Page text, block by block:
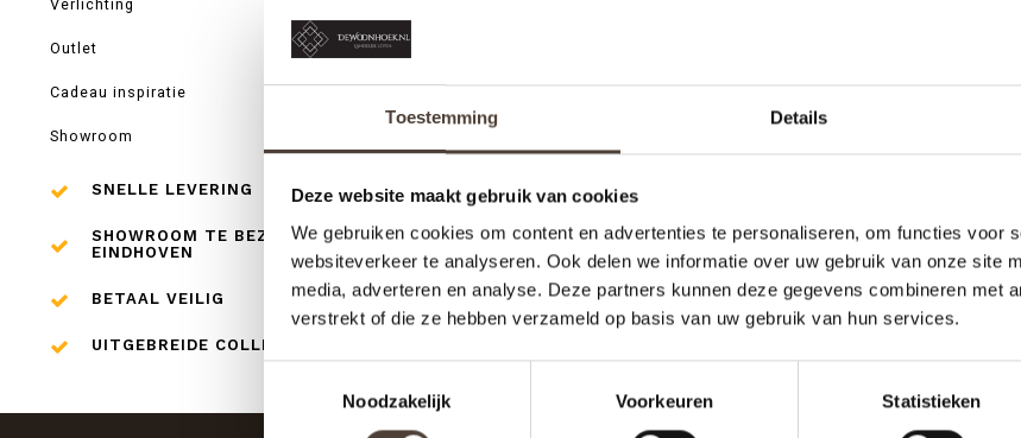
Toestemming Details
Deze website maakt gebruik van cookies
We gebruiken cookies om content en advertenties te personaliseren, om functies voor
websiteverkeer te analyseren. Ook delen we informatie over uw gebruik van onze site
media, adverteren en analyse. Deze partners kunnen deze gegevens combineren met
verstrekt of die ze hebben verzameld op basis van uw gebruik van hun services.
Noodzakelijk
Voorkeuren Statistieken
Verlichting
Outlet
Cadeau inspiratie
Showroom
SNELLE LEVERING
SHOWROOM TE BEZOEKEN IN
EINDHOVEN
BETAAL VEILIG
UITGEBREIDE COLLECTIE